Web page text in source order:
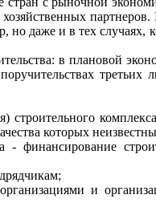
но даже и в тех
в плановой
строительного
которых
финансирование
и